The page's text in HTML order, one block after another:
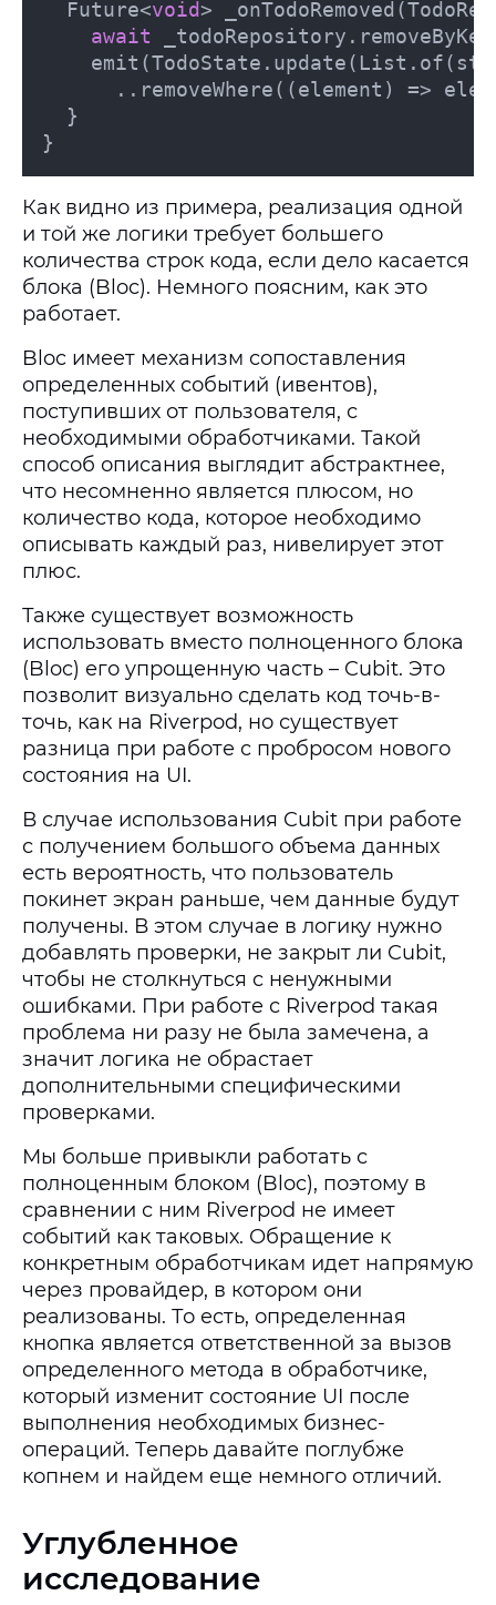
  Future<
void>
await
..removeWhere((element) =>
  }
}
Как видно из примера, реализация одной
и той же логики требует большего
количества строк кода, если дело касается
блока (Bloc). Немного поясним, как это
работает.
Bloc имеет механизм сопоставления
определенных событий (ивентов),
поступивших от пользователя, с
необходимыми обработчиками. Такой
способ описания выглядит абстрактнее,
что несомненно является плюсом, но
количество кода, которое необходимо
описывать каждый раз, нивелирует этот
плюс.
Также существует возможность
использовать вместо полноценного блока
(Bloc) его упрощенную часть – Cubit. Это
позволит визуально сделать код точь-в-
точь, как на Riverpod, но существует
разница при работе с пробросом нового
состояния на UI.
В случае использования Cubit при работе
с получением большого объема данных
есть вероятность, что пользователь
покинет экран раньше, чем данные будут
получены. В этом случае в логику нужно
добавлять проверки, не закрыт ли Cubit,
чтобы не столкнуться с ненужными
ошибками. При работе с Riverpod такая
проблема ни разу не была замечена, а
значит логика не обрастает
дополнительными специфическими
проверками.
Мы больше привыкли работать с
полноценным блоком (Bloc), поэтому в
сравнении с ним Riverpod не имеет
событий как таковых. Обращение к
конкретным обработчикам идет напрямую
через провайдер, в котором они
реализованы. То есть, определенная
кнопка является ответственной за вызов
определенного метода в обработчике,
который изменит состояние UI после
выполнения необходимых бизнес-
операций. Теперь давайте поглубже
копнем и найдем еще немного отличий.
Углубленное
исследование